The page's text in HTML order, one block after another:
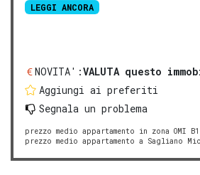
LEGGI ANCORA
NOVITA':VALUTA questo
Aggiungi ai preferiti
Segnala un problema
prezzo medio appartamento in zona OMI B1
prezzo medio appartamento a Sagliano